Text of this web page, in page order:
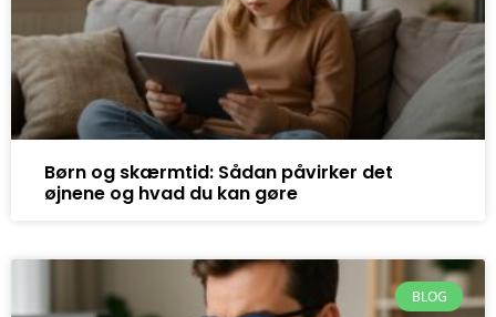
Børn og skærmtid: Sådan påvirker det
øjnene og hvad du kan gøre
BLOG